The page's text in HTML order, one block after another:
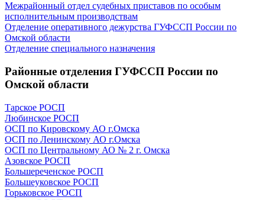
Межрайонный отдел судебных приставов по особым
исполнительным производствам
Отделение оперативного дежурства ГУФССП России по
Омской области
Отделение специального назначения
Районные отделения ГУФССП России по
Омской области
Тарское РОСП
Любинское РОСП
ОСП по Кировскому АО г.Омска
ОСП по Ленинскому АО г.Омска
ОСП по Центральному АО № 2 г. Омска
Азовское РОСП
Большереченское РОСП
Большеуковское РОСП
Горьковское РОСП